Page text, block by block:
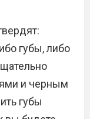
губы, либо
и черным
губы